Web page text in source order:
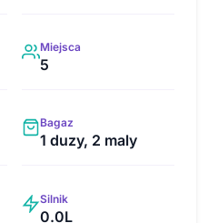
Miejsca
5
Bagaz
1 duzy, 2 maly
Silnik
0.0L